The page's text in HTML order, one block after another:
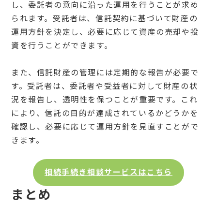
し、委託者の意向に沿った運用を行うことが求め
られます。受託者は、信託契約に基づいて財産の
運用方針を決定し、必要に応じて資産の売却や投
資を行うことができます。
また、信託財産の管理には定期的な報告が必要で
す。受託者は、委託者や受益者に対して財産の状
況を報告し、透明性を保つことが重要です。これ
により、信託の目的が達成されているかどうかを
確認し、必要に応じて運用方針を見直すことがで
きます。
相続手続き相談サービスはこちら
まとめ